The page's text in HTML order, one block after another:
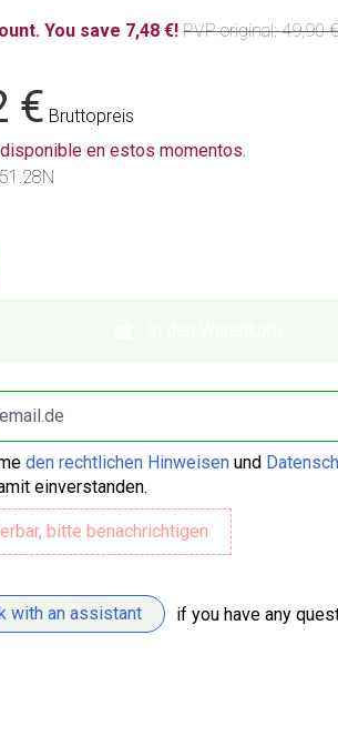
You save 7,48 €! PVPoriginal: 49,90
€ Bruttopreis
en estos momentos.
den rechtlichen Hinweisen und
einverstanden.
with an assistant if you have any